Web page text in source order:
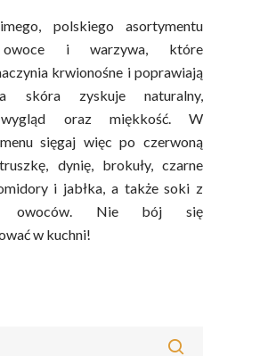
polskiego asortymentu
owoce i warzywa, które
krwionośne i poprawiają
skóra zyskuje naturalny,
wygląd oraz miękkość. W
sięgaj więc po czerwoną
dynię, brokuły, czarne
i jabłka, a także soki z
owoców. Nie bój się
w kuchni!
Kalendarz Warzyw I
Owoców
Warzywne
Fakty O Sokach
Jakość Soków
Sok Jako Porcja
Składniki Odżywcze
Poradnik
Zdrowia
Dietetyczne ABC
Okiem Eksperta
Uroda
Przepisy
Program
Edukacyjny
MOC POLSKICH